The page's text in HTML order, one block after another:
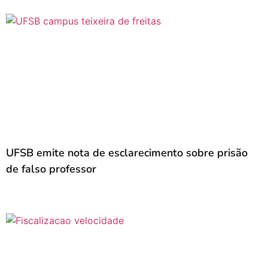
UFSB emite nota de esclarecimento sobre prisão
de falso professor